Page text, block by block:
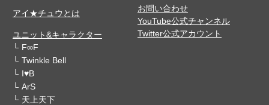
アイ★チュウとは
ユニット&キャラクター
F∞F
Twinkle Bell
I♥B
ArS
天上天下
お問い合わせ
YouTube公式チャンネル
Twitter公式アカウント